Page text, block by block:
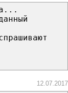
12.07.2017